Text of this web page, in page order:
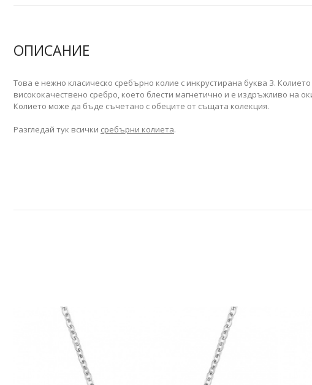
ОПИСАНИЕ
Това е нежно класическо сребърно колие с инкрустирана буква З.
висококачествено сребро, което блести магнетично и е издръжливо на
Колието може да бъде съчетано с обеците от същата колекция.
Разгледай тук всички сребърни колиета.